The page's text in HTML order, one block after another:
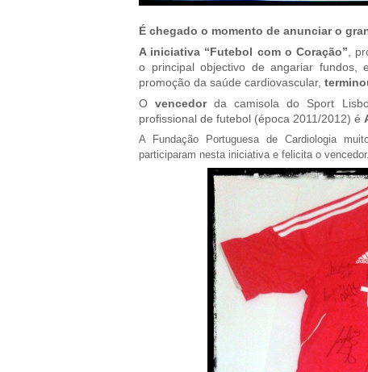
É chegado o momento de anunciar o
A iniciativa “Futebol com o Coração” ,
o principal objectivo de angariar fundos,
promoção da saúde cardiovascular,
Ovencedorda camisola do Sport
profissional de futebol (época 2011/2012) é
A Fundação Portuguesa de Cardiologia
participaram nesta iniciativa e felicita o